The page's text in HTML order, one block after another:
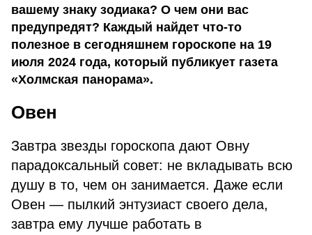
вашему знаку зодиака? О чем они вас
предупредят? Каждый найдет что-то
полезное в сегодняшнем гороскопе на 19
июля 2024 года, который публикует газета
«Холмская панорама».
Овен
Завтра звезды гороскопа дают Овну
парадоксальный совет: не вкладывать всю
душу в то, чем он занимается. Даже если
Овен — пылкий энтузиаст своего дела,
завтра ему лучше работать в